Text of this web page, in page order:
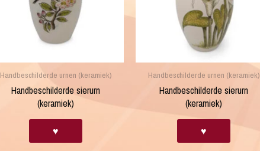
Handbeschilderde urnen (keramiek)
Handbeschilderde sierurn
(keramiek)
♥
Handbeschilderde urnen (keramiek)
Handbeschilderde sierurn
(keramiek)
♥